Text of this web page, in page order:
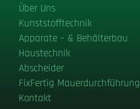
Über Uns
Kunststofftechnik
Apparate – & Behälterbau
Haustechnik
Abscheider
FixFertig Mauerdurchführung
Kontakt